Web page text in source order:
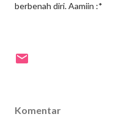
berbenah diri. Aamiin :*
Komentar